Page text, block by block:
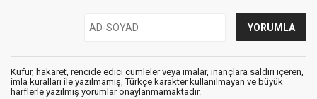
Küfür, hakaret, rencide edici cümleler veya imalar, inançlara saldırı içeren,
imla kuralları ile yazılmamış, Türkçe karakter kullanılmayan ve büyük
harflerle yazılmış yorumlar onaylanmamaktadır.